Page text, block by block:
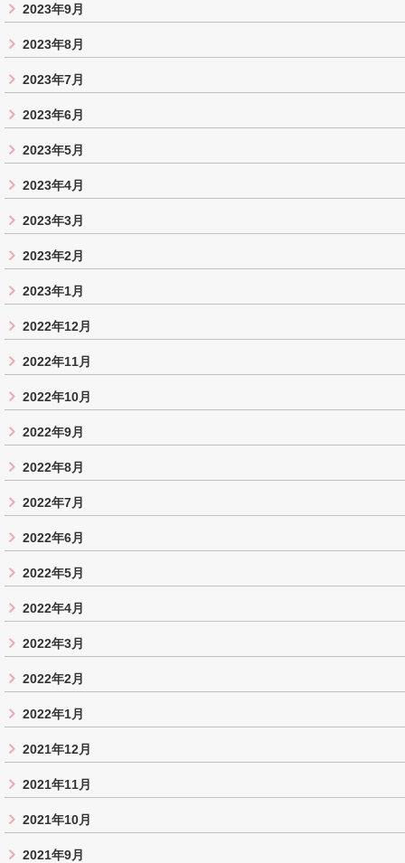
2023年9月
2023年8月
2023年7月
2023年6月
2023年5月
2023年4月
2023年3月
2023年2月
2023年1月
2022年12月
2022年11月
2022年10月
2022年9月
2022年8月
2022年7月
2022年6月
2022年5月
2022年4月
2022年3月
2022年2月
2022年1月
2021年12月
2021年11月
2021年10月
2021年9月